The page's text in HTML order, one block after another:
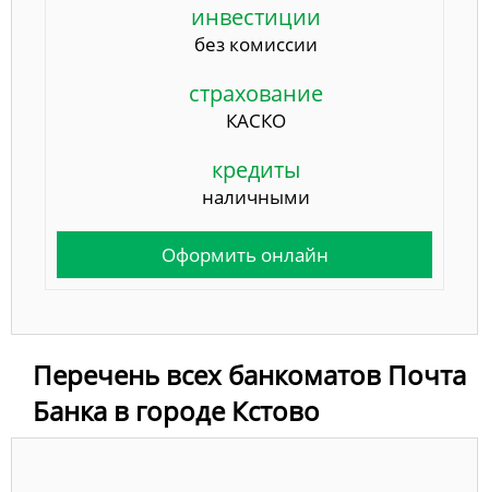
инвестиции
без комиссии
страхование
КАСКО
кредиты
наличными
Оформить онлайн
Перечень всех банкоматов Почта
Банка в городе Кстово